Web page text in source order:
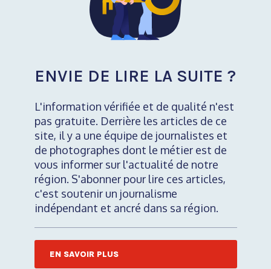
ENVIE DE LIRE LA SUITE ?
L'information vérifiée et de qualité n'est
pas gratuite. Derrière les articles de ce
site, il y a une équipe de journalistes et
de photographes dont le métier est de
vous informer sur l'actualité de notre
région. S'abonner pour lire ces articles,
c'est soutenir un journalisme
indépendant et ancré dans sa région.
EN SAVOIR PLUS